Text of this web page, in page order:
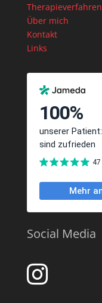
Therapieverfahren
Über mich
Kontakt
Links
Social Media
